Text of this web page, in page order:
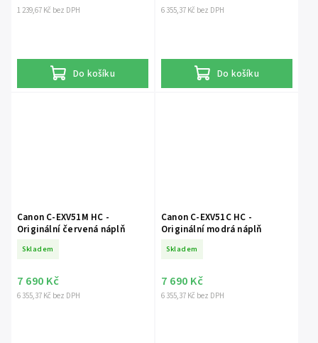
1 239,67 Kč bez DPH
Do košíku
6 355,37 Kč bez DPH
Do košíku
Canon C-EXV51M HC -
Originální červená náplň
Skladem
6 355,37 Kč bez DPH
7 690 Kč
Canon C-EXV51C HC -
Originální modrá náplň
Skladem
6 355,37 Kč bez DPH
7 690 Kč